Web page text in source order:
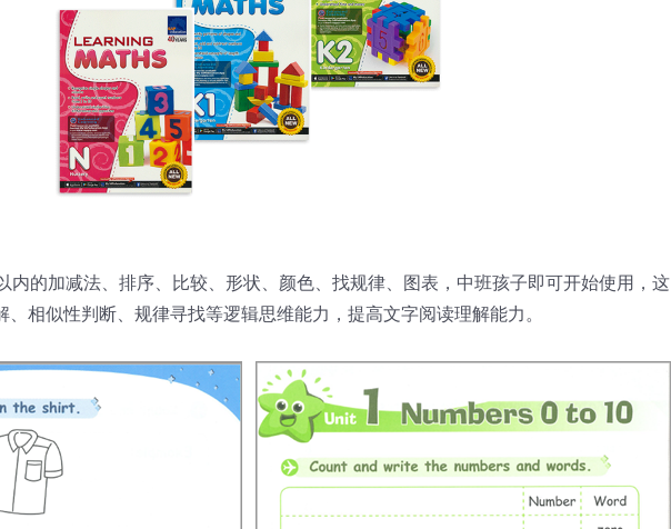
内的加减法、排序、比较、形状、颜色、找规律、图表，中班孩子即可开始使用，这
相似性判断、规律寻找等逻辑思维能力，提高文字阅读理解能力。